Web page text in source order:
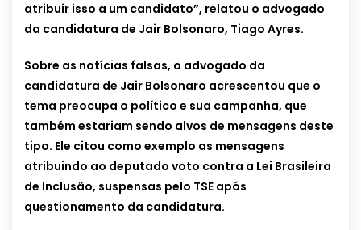
atribuir isso a um candidato”, relatou o advogado
da candidatura de Jair Bolsonaro, Tiago Ayres.
Sobre as notícias falsas, o advogado da
candidatura de Jair Bolsonaro acrescentou que o
tema preocupa o político e sua campanha, que
também estariam sendo alvos de mensagens deste
tipo. Ele citou como exemplo as mensagens
atribuindo ao deputado voto contra a Lei Brasileira
de Inclusão, suspensas pelo TSE após
questionamento da candidatura.